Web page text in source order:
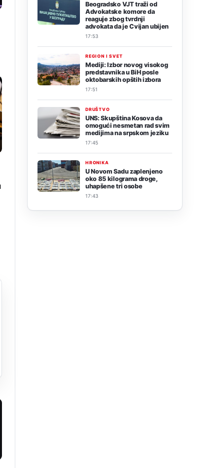
Beogradsko VJT traži od
Advokatske komore da
reaguje zbog tvrdnji
advokata da je Cvijan ubijen
17:53
REGION I SVET
Mediji: Izbor novog visokog
predstavnika u BiH posle
oktobarskih opštih izbora
17:51
DRUŠTVO
UNS: Skupština Kosova da
omogući nesmetan rad svim
medijima na srpskom jeziku
17:45
HRONIKA
U Novom Sadu zaplenjeno
oko 85 kilograma droge,
uhapšene tri osobe
17:43